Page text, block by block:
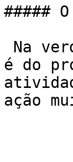
#####
é do
ação